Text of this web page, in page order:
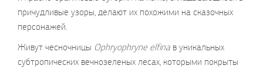
причудливые узоры, делают их похожими на сказочных
персонажей.
Живут чесночницы Ophryophryne elfina в уникальных
субтропических вечнозеленых лесах, которыми покрыты